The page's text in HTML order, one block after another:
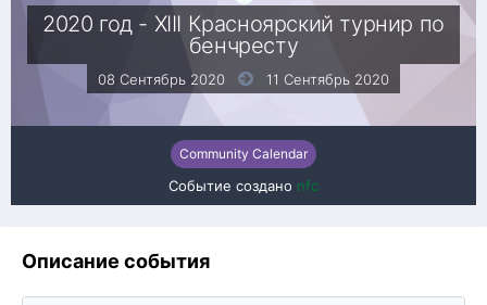
2020 год - XIII Красноярский турнир по
бенчресту
08 Сентябрь 2020 11 Сентябрь 2020
Community Calendar
Событие создано nfc
Описание события